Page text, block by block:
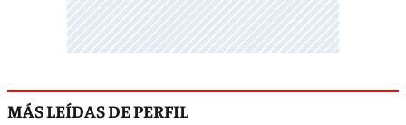
MÁS LEÍDAS DE PERFIL